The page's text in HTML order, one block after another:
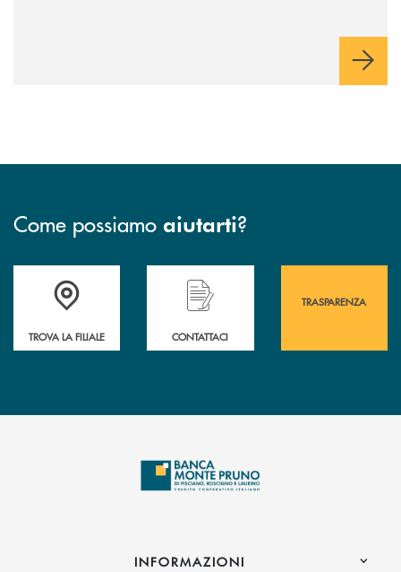
Come possiamo aiutarti?
Accedi all' elenco completo&nbsp; delle&nbsp; filiali&nbsp; di Banca
TROVA LA FILIALE
Hai bisogno di assistenza immediata?
CONTATTACI
TRASPARENZA
INFORMAZIONI